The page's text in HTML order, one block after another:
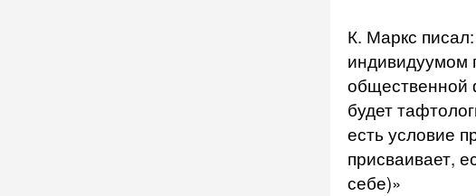
К. Маркс
индивидуумом
общественной
будет
есть условие
присваивает,
себе)»